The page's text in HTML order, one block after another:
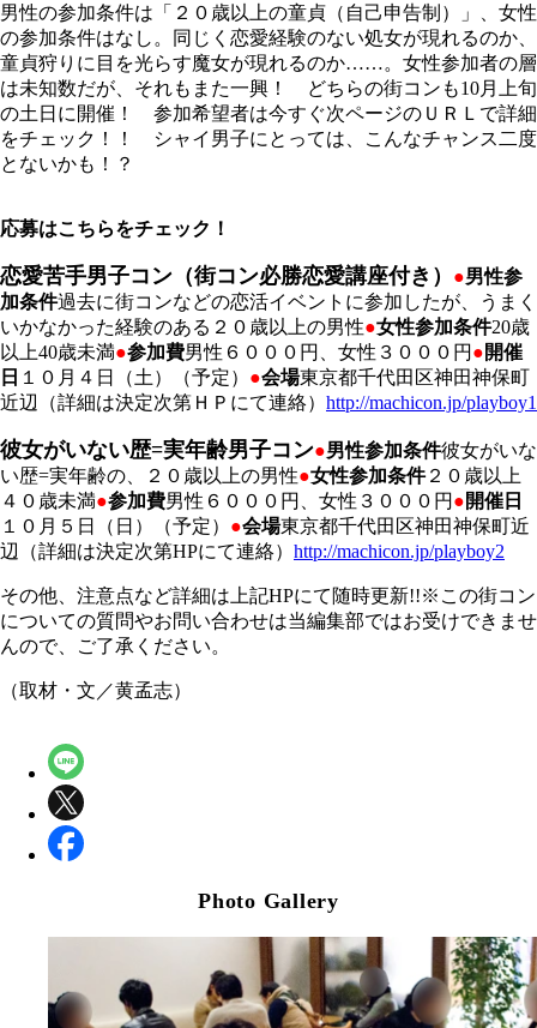
男性の参加条件は「２０歳以上の童貞（自己申告制）」、女性
の参加条件はなし。同じく恋愛経験のない処女が現れるのか、
童貞狩りに目を光らす魔女が現れるのか……。女性参加者の層
は未知数だが、それもまた一興！ どちらの街コンも10月上旬
の土日に開催！ 参加希望者は今すぐ次ページのＵＲＬで詳細
をチェック！！ シャイ男子にとっては、こんなチャンス二度
とないかも！？
応募はこちらをチェック！
恋愛苦手男子コン（街コン必勝恋愛講座付き） ●男性参
加条件過去に街コンなどの恋活イベントに参加したが、うまく
いかなかった経験のある２０歳以上の男性●女性参加条件20歳
以上40歳未満●参加費男性６０００円、女性３０００円 ●開催
日 １０月４日（土）（予定） ●会場東京都千代田区神田神保町
近辺（詳細は決定次第ＨＰにて連絡） http://machicon.jp/playboy1
彼女がいない歴=実年齢男子コン●男性参加条件彼女がいな
い歴=実年齢の、２０歳以上の男性●女性参加条件２０歳以上
４０歳未満●参加費男性６０００円、女性３０００円 ●開催日
１０月５日（日）（予定） ●会場東京都千代田区神田神保町近
辺（詳細は決定次第HPにて連絡） http://machicon.jp/playboy2
その他、注意点など詳細は上記HPにて随時更新!!※この街コン
についての質問やお問い合わせは当編集部ではお受けできませ
んので、ご了承ください。
（取材・文／黄孟志）
Photo Gallery